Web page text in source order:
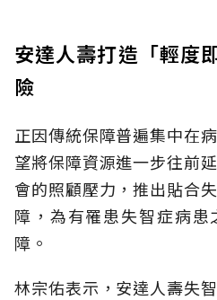
安達人壽打造「輕度
險
正因傳統保障普遍集中在
望將保障資源進一步往前
會的照顧壓力，推出貼合
障，為有罹患失智症病
障。
林宗佑表示，安達人壽失